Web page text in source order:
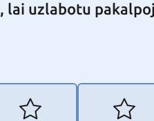
lai uzlabotu